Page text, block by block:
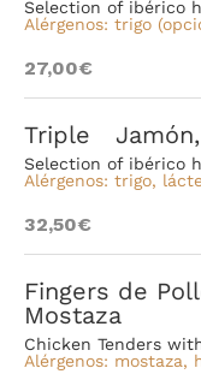
Selection of ibérico
Alérgenos: trigo
27,00€
Triple Jamón,
Selection of ibérico
Alérgenos: trigo,
32,50€
Fingers de
Mostaza
Chicken Tenders
Alérgenos: mostaza,